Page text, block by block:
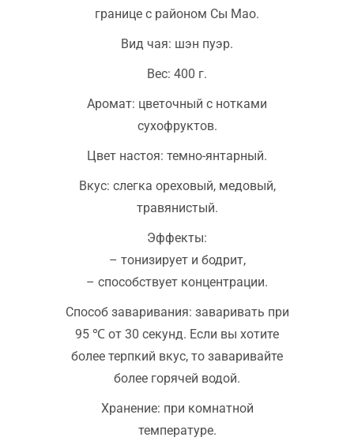
границе с районом Сы Мао.
Вид чая: шэн пуэр.
Вес: 400 г.
Аромат: цветочный с нотками
сухофруктов.
Цвет настоя: темно-янтарный.
Вкус: слегка ореховый, медовый,
травянистый.
Эффекты:
– тонизирует и бодрит,
– способствует концентрации.
Способ заваривания: заваривать при
95 ℃ от 30 секунд. Если вы хотите
более терпкий вкус, то заваривайте
более горячей водой.
Хранение: при комнатной
температуре.